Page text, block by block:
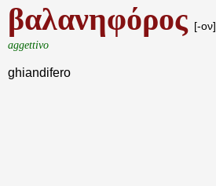
βαλανηφόρος [-ον]
aggettivo
ghiandifero